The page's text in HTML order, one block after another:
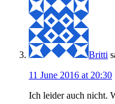
Britti
11 June 2016 at 20:30
Ich leider auch nicht.